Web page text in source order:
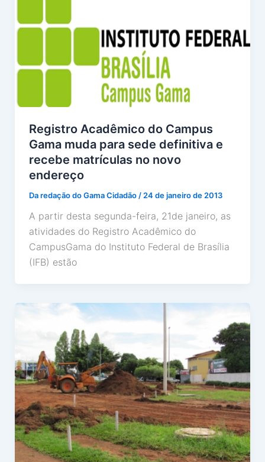
Registro Acadêmico do Campus
Gama muda para sede definitiva e
recebe matrículas no novo
endereço
Da redação do Gama Cidadão/24 de janeiro de 2013
A partir desta segunda-feira, 21de janeiro, as
atividades do Registro Acadêmico do
CampusGama do Instituto Federal de Brasília
(IFB) estão